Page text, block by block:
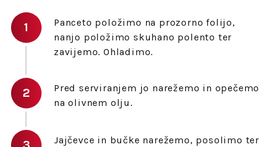
Panceto položimo na prozorno folijo,
nanjo položimo skuhano polento ter
zavijemo. Ohladimo.
Pred serviranjem jo narežemo in opečemo
na olivnem olju.
Jajčevce in bučke narežemo, posolimo ter